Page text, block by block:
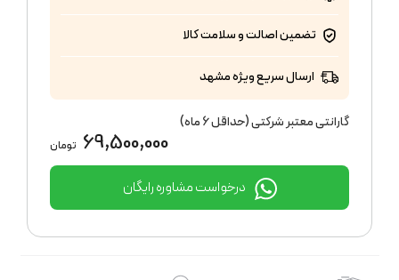
تضمین اصالت و سلامت کالا
ارسال سریع ویژه مشهد
گارانتی معتبر شرکتی (حداقل 6 ماه)
69,500,000 تومان
درخواست مشاوره رایگان